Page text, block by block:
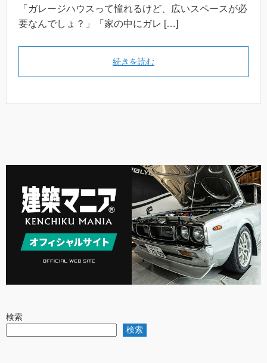
「ガレージハウスって憧れるけど、広いスペースが必
要なんでしょ？」「家の中にガレ […]
続きを読む
検索
検索